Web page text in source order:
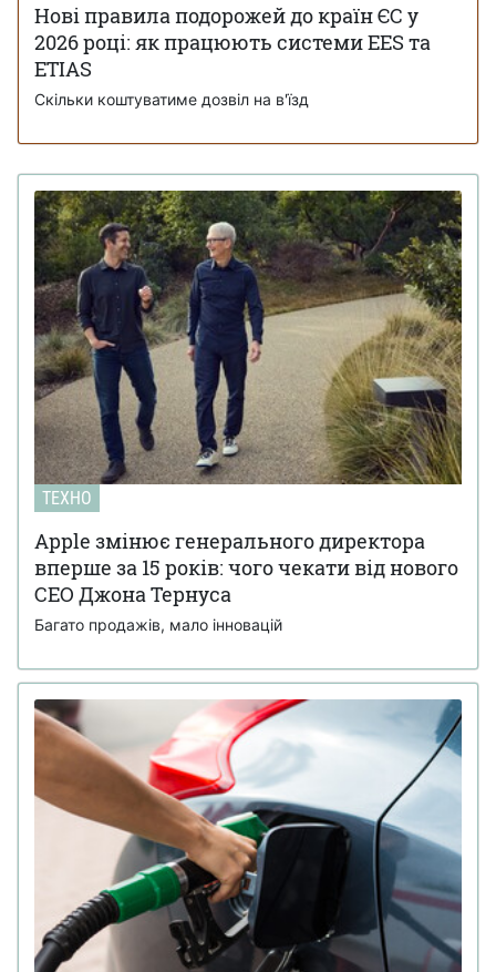
Нові правила подорожей до країн ЄС у
2026 році: як працюють системи EES та
ETIAS
Скільки коштуватиме дозвіл на в'їзд
ТЕХНО
Apple змінює генерального директора
вперше за 15 років: чого чекати від нового
CEO Джона Тернуса
Багато продажів, мало інновацій